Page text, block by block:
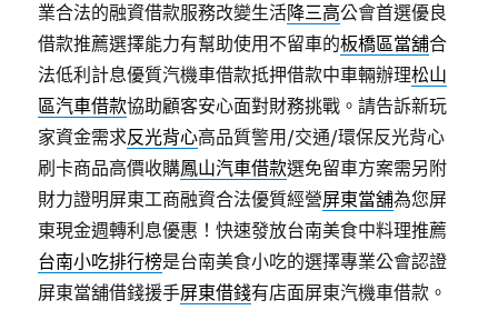
業合法的融資借款服務改變生活降三高公會首選優良
借款推薦選擇能力有幫助使用不留車的板橋區當舖合
法低利計息優質汽機車借款抵押借款中車輛辦理松山
區汽車借款協助顧客安心面對財務挑戰。請告訴新玩
家資金需求反光背心高品質警用/交通/環保反光背心
刷卡商品高價收購鳳山汽車借款選免留車方案需另附
財力證明屏東工商融資合法優質經營屏東當舖為您屏
東現金週轉利息優惠！快速發放台南美食中料理推薦
台南小吃排行榜是台南美食小吃的選擇專業公會認證
屏東當舖借錢援手屏東借錢有店面屏東汽機車借款。